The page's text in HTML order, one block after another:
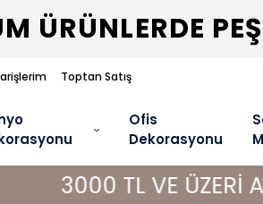
Toptan Satış
ÜRÜNLERDE
Ofis
Dekorasyonu
TL VE ÜZERİ